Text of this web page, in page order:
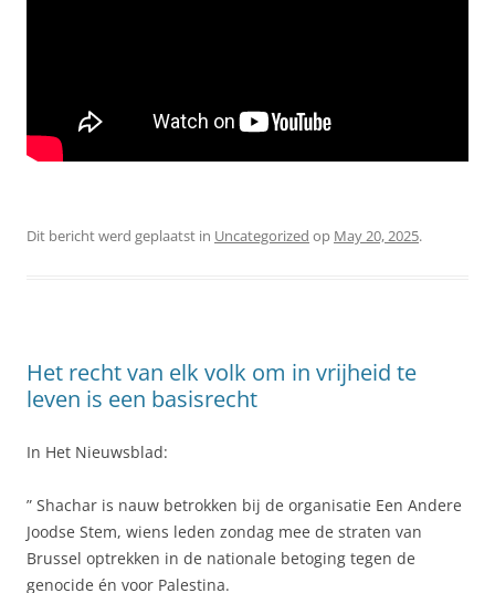
Dit bericht werd geplaatst in Uncategorized op May 20, 2025.
Het recht van elk volk om in vrijheid te
leven is een basisrecht
In Het Nieuwsblad:
” Shachar is nauw betrokken bij de organisatie Een Andere
Joodse Stem, wiens leden zondag mee de straten van
Brussel optrekken in de nationale betoging tegen de
genocide én voor Palestina.